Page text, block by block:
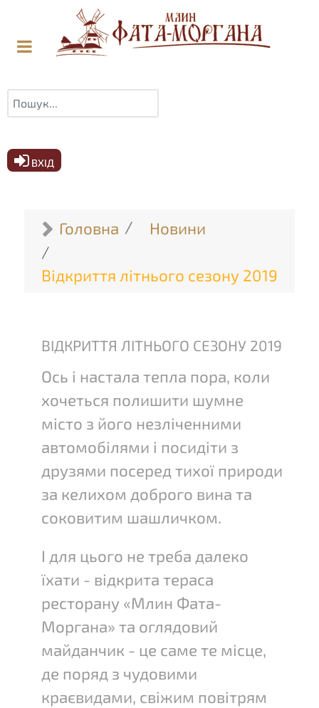
Пошук
ВХІД
Головна Новини
Відкриття літнього сезону 2019
ВІДКРИТТЯ ЛІТНЬОГО СЕЗОНУ 2019
Ось і настала тепла пора, коли
хочеться полишити шумне
місто з його незліченними
автомобілями і посидіти з
друзями посеред тихої природи
за келихом доброго вина та
соковитим шашличком.
І для цього не треба далеко
їхати - відкрита тераса
ресторану «Млин Фата-
Моргана» та оглядовий
майданчик - це саме те місце,
де поряд з чудовими
краєвидами, свіжим повітрям